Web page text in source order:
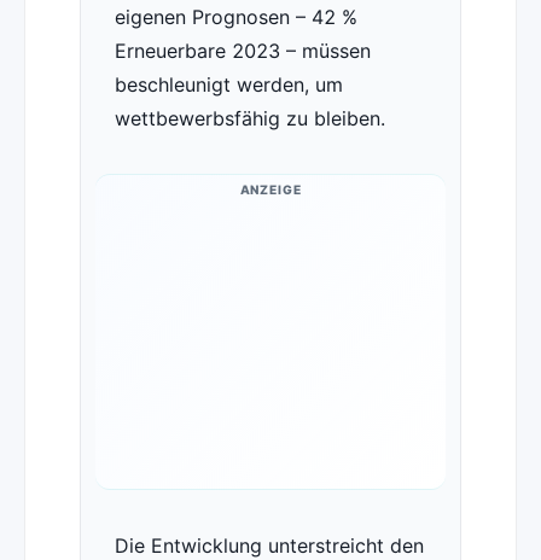
eigenen Prognosen – 42 %
Erneuerbare 2023 – müssen
beschleunigt werden, um
wettbewerbsfähig zu bleiben.
ANZEIGE
Die Entwicklung unterstreicht den